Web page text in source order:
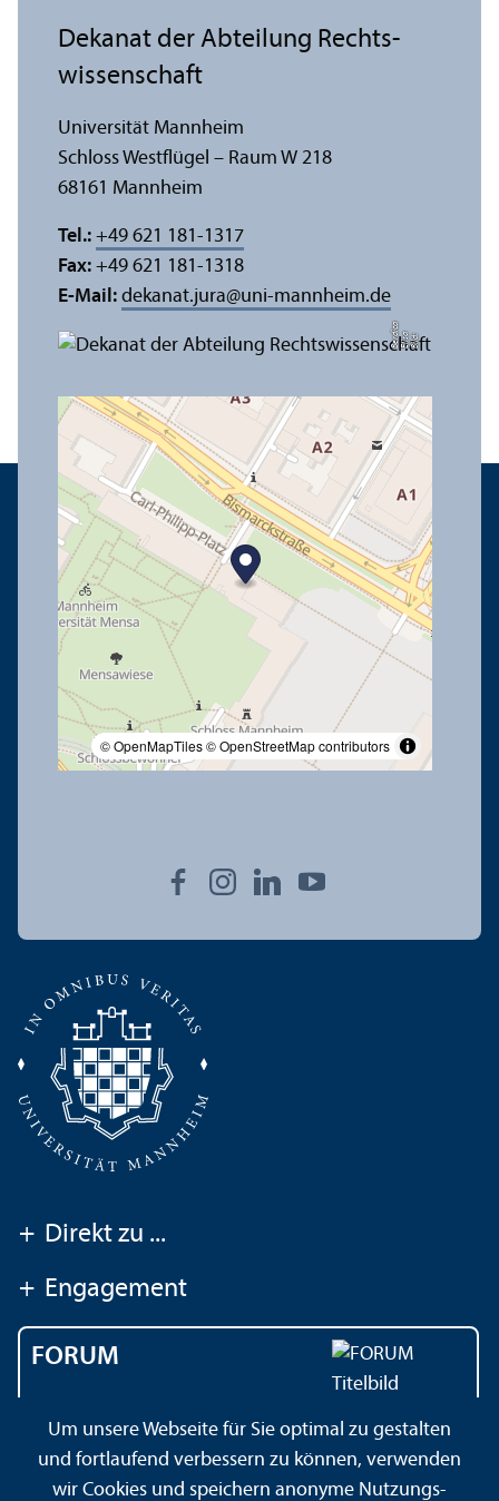
Bil
d:
Eli
s
a
B
e
r
dic
a
© OpenMapTiles© OpenStreetMap contributors
Dekanat der Abteilung Rechts­
wissenschaft
Universität Mannheim
Schloss Westflügel – Raum W 218
68161 Mannheim
Tel.: +49 621 181-1317
Fax: +49 621 181-1318
E-Mail: dekanat.jura@uni-mannheim.de
+ Direkt zu ...
+ Engagement
FORUM
Universität Mannheim
Um unsere Webseite für Sie optimal zu gestalten
und fortlaufend verbessern zu können, verwenden
wir Cookies und speichern anonyme Nutzungs­